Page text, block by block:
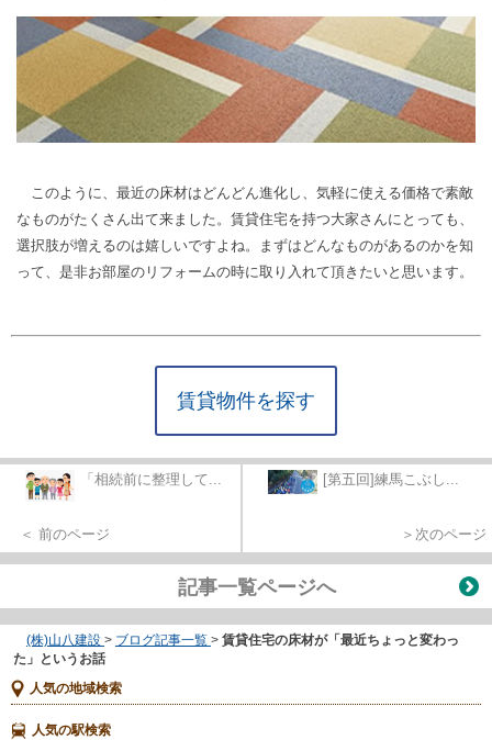
このように、最近の床材はどんどん進化し、気軽に使える価格で素敵
なものがたくさん出て来ました。賃貸住宅を持つ大家さんにとっても、
選択肢が増えるのは嬉しいですよね。まずはどんなものがあるのかを知
って、是非お部屋のリフォームの時に取り入れて頂きたいと思います。
賃貸物件を探す
「相続前に整理して...
＜ 前のページ
[第五回]練馬こぶし...
＞次のページ
記事一覧ページへ
(株)山八建設 > ブログ記事一覧 > 賃貸住宅の床材が「最近ちょっと変わっ
た」というお話
人気の地域検索
人気の駅検索